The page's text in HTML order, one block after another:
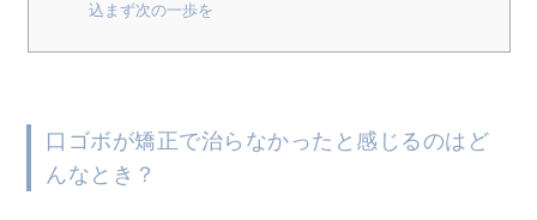
込まず次の一歩を
口ゴボが矯正で治らなかったと感じるのはど
んなとき？